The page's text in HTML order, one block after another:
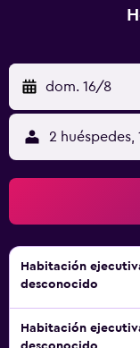
dom. 16/8
2 huéspedes,
Habitación
desconocido
Habitación